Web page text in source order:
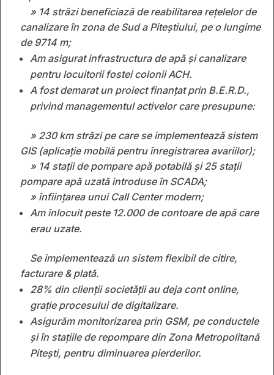
» 14 străzi beneficiază de reabilitarea rețelelor de
canalizare în zona de Sud a Piteștiului, pe o lungime
de 9714 m;
Am asigurat infrastructura de apă şi canalizare
pentru locuitorii fostei colonii ACH.
A fost demarat un proiect finanțat prin B.E.R.D.,
privind managementul activelor care presupune:
» 230 km străzi pe care se implementează sistem
GIS (aplicație mobilă pentru înregistrarea avariilor);
» 14 stații de pompare apă potabilă și 25 stații
pompare apă uzată introduse în SCADA;
» înființarea unui Call Center modern;
Am înlocuit peste 12.000 de contoare de apă care
erau uzate.
Se implementează un sistem flexibil de citire,
facturare & plată.
28% din clienții societății au deja cont online,
graţie procesului de digitalizare.
Asigurăm monitorizarea prin GSM, pe conductele
și în stațiile de repompare din Zona Metropolitană
Pitești, pentru diminuarea pierderilor.